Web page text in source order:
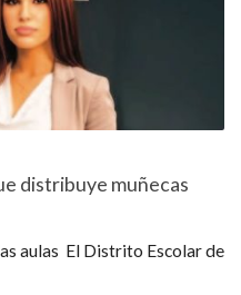
distribuye muñecas
aulas  El Distrito Escolar de